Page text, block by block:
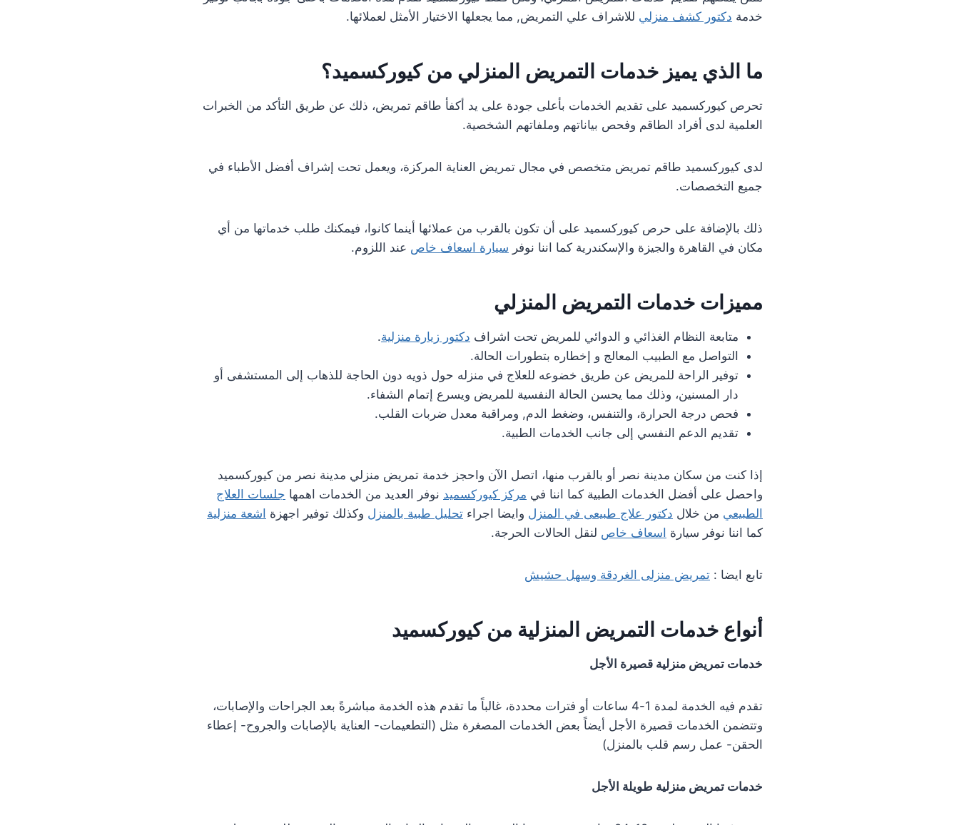
خدمة دكتور كشف منزلي للاشراف علي التمريض, مما يجعلها الاختيار الأمثل لعملائها.
ما الذي يميز خدمات التمريض المنزلي من كيوركسميد؟
تحرص كيوركسميد على تقديم الخدمات بأعلى جودة على يد أكفأ طاقم تمريض، ذلك عن طريق التأكد من الخبرات
العلمية لدى أفراد الطاقم وفحص بياناتهم وملفاتهم الشخصية.
لدى كيوركسميد طاقم تمريض متخصص في مجال تمريض العناية المركزة، ويعمل تحت إشراف أفضل الأطباء في
جميع التخصصات.
ذلك بالإضافة على حرص كيوركسميد على أن تكون بالقرب من عملائها أينما كانوا، فيمكنك طلب خدماتها من أي
مكان في القاهرة والجيزة والإسكندرية كما اننا نوفر سيارة اسعاف خاص عند اللزوم.
مميزات خدمات التمريض المنزلي
متابعة النظام الغذائي و الدوائي للمريض تحت اشراف دكتور زيارة منزلية.
التواصل مع الطبيب المعالج و إخطاره بتطورات الحالة.
توفير الراحة للمريض عن طريق خضوعه للعلاج في منزله حول ذويه دون الحاجة للذهاب إلى المستشفى أو
دار المسنين، وذلك مما يحسن الحالة النفسية للمريض ويسرع إتمام الشفاء.
فحص درجة الحرارة، والتنفس، وضغط الدم, ومراقبة معدل ضربات القلب.
تقديم الدعم النفسي إلى جانب الخدمات الطبية.
إذا كنت من سكان مدينة نصر أو بالقرب منها، اتصل الآن واحجز خدمة تمريض منزلي مدينة نصر من كيوركسميد
واحصل على أفضل الخدمات الطبية كما اننا في مركز كيوركسميد نوفر العديد من الخدمات اهمها جلسات العلاج
الطبيعي من خلال دكتور علاج طبيعى في المنزل وايضا اجراء تحليل طبية بالمنزل وكذلك توفير اجهزة اشعة منزلية
كما اننا نوفر سيارة اسعاف خاص لنقل الحالات الحرجة.
تابع ايضا : تمريض منزلى الغردقة وسهل حشيش
أنواع خدمات التمريض المنزلية من كيوركسميد
خدمات تمريض منزلية قصيرة الأجل
تقدم فيه الخدمة لمدة 1-4 ساعات أو فترات محددة، غالباً ما تقدم هذه الخدمة مباشرةً بعد الجراحات والإصابات،
وتتضمن الخدمات قصيرة الأجل أيضاً بعض الخدمات المصغرة مثل (التطعيمات- العناية بالإصابات والجروح- إعطاء
الحقن- عمل رسم قلب بالمنزل)
خدمات تمريض منزلية طويلة الأجل